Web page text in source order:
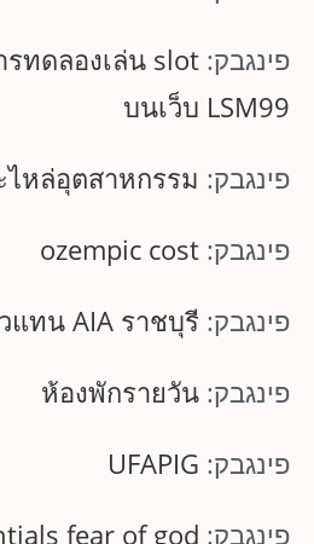
פינגבק: ทดลองเล่น slot
บนเว็บ LSM99
פינגבק: ไหล่อุตสาหกรรม
פינגבק: ozempic cost
פינגבק: แทน AIA ราชบุรี
פינגבק: ห้องพักรายวัน
פינגבק: UFAPIG
פינגבק: fear of god